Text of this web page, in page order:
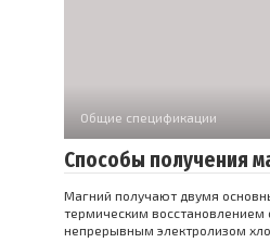
Общие спецификации
Способы получения
Магний получают двумя
термическим восстановлением
непрерывным электролизом